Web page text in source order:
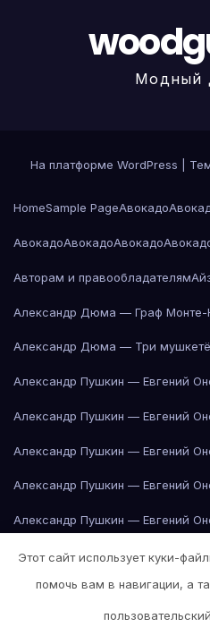
Модный
На платформе WordPress
HomeSample PageАвокадо
АвокадоАвокадоАвокадо
Авторам и правообладателям
Александр Дюма — Граф Монте-
Александр Дюма — Три
Александр Пушкин — Евгений
Александр Пушкин — Евгений
Александр Пушкин — Евгений
Александр Пушкин — Евгений
Александр Пушкин — Евгений
Александр Пушкин — Евгений
Александр Пушкин — Евгений
Александр Пушкин — Евгений
Этот сайт использует куки-
помочь вам в навигации, а